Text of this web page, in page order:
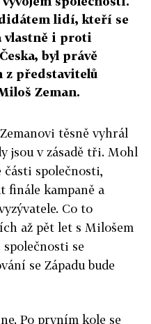
lidí, kteří se
vlastně i proti
byl právě
z představitelů
Zeman.
těsně vyhrál
jsou v zásadě tři. Mohl
společnosti,
finále kampaně a
Co to
až pět let s Milošem
společnosti se
se Západu bude
Po prvním kole se